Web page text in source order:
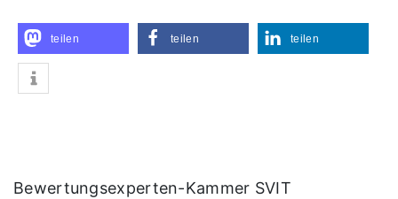
teilen teilen teilen
Bewertungsexperten-Kammer SVIT